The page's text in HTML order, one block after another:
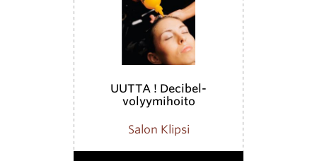
UUTTA ! Decibel-
volyymihoito
Salon Klipsi